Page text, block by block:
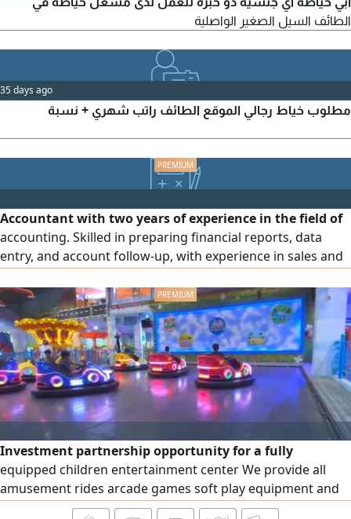
الطائف السيل الصغير الواصلية
35 days ago
مطلوب خياط رجالي الموقع الطائف راتب شهري + نسبة
Accountant with two years of experience in the field of
accounting. Skilled in preparing financial reports, data
entry, and account follow-up, with experience in sales and
customer service. Proficient in Microsoft Office
applications (Word, Excel, Access, PowerPoint). I also
possess strong communication skills, the ability to work
within a team, handle work pressure, and learn quickly.
Investment partnership opportunity for a fully
equipped children entertainment center We provide all
amusement rides arcade games soft play equipment and
complete operation and management while the